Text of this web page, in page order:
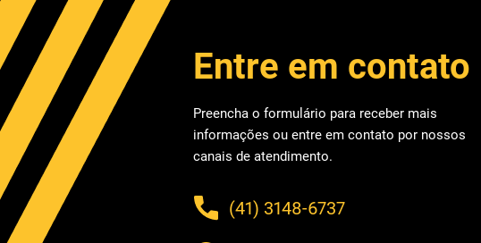
Entre em contato
Preencha o formulário para receber mais
informações ou entre em contato por nossos
canais de atendimento.
(41) 3148-6737